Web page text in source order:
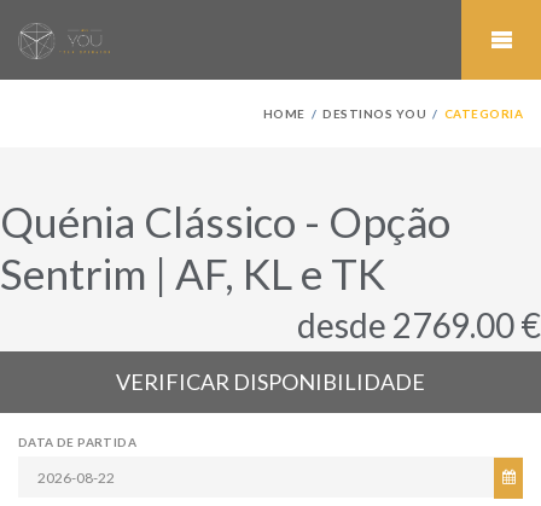
HOME DESTINOS YOU CATEGORIA
Quénia Clássico - Opção
Sentrim | AF, KL e TK
desde 2769.00 €
VERIFICAR DISPONIBILIDADE
DATA DE PARTIDA